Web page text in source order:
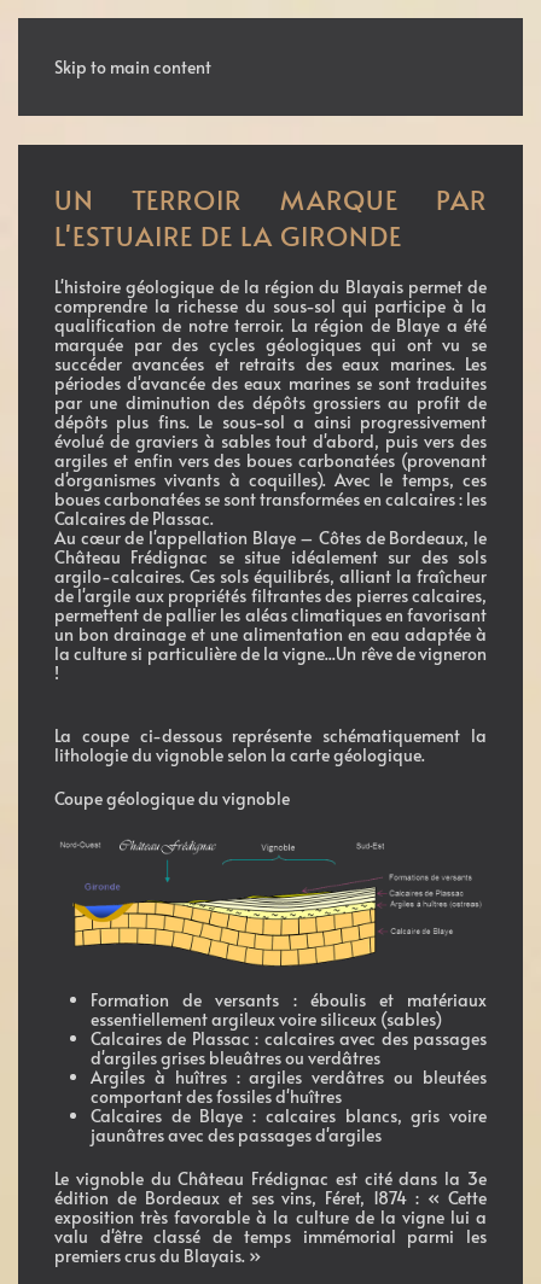
Skip to main content
UN TERROIR MARQUE PAR
L'ESTUAIRE DE LA GIRONDE
L'histoire géologique de la région du Blayais permet de
comprendre la richesse du sous-sol qui participe à la
qualification de notre terroir. La région de Blaye a été
marquée par des cycles géologiques qui ont vu se
succéder avancées et retraits des eaux marines. Les
périodes d'avancée des eaux marines se sont traduites
par une diminution des dépôts grossiers au profit de
dépôts plus fins. Le sous-sol a ainsi progressivement
évolué de graviers à sables tout d'abord, puis vers des
argiles et enfin vers des boues carbonatées (provenant
d'organismes vivants à coquilles). Avec le temps, ces
boues carbonatées se sont transformées en calcaires : les
Calcaires de Plassac.
Au cœur de l'appellation Blaye – Côtes de Bordeaux, le
Château Frédignac se situe idéalement sur des sols
argilo-calcaires. Ces sols équilibrés, alliant la fraîcheur
de l'argile aux propriétés filtrantes des pierres calcaires,
permettent de pallier les aléas climatiques en favorisant
un bon drainage et une alimentation en eau adaptée à
la culture si particulière de la vigne...Un rêve de vigneron
!
La coupe ci-dessous représente schématiquement la
lithologie du vignoble selon la carte géologique.
Coupe géologique du vignoble
Formation de versants : éboulis et matériaux
essentiellement argileux voire siliceux (sables)
Calcaires de Plassac : calcaires avec des passages
d'argiles grises bleuâtres ou verdâtres
Argiles à huîtres : argiles verdâtres ou bleutées
comportant des fossiles d'huîtres
Calcaires de Blaye : calcaires blancs, gris voire
jaunâtres avec des passages d'argiles
Le vignoble du Château Frédignac est cité dans la 3e
édition de Bordeaux et ses vins, Féret, 1874 : « Cette
exposition très favorable à la culture de la vigne lui a
valu d'être classé de temps immémorial parmi les
premiers crus du Blayais. »